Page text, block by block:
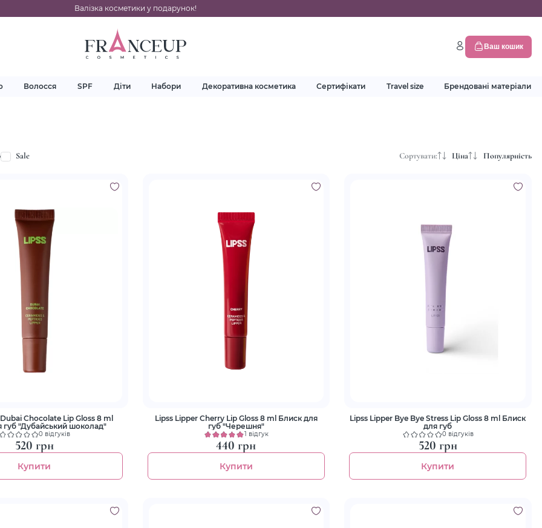
Валізка косметики у подарунок!
Ваш кошик
Волосся SPF Діти Набори Декоративна косметика Сертифікати Travel size Брендовані матеріали
Сортувати: Ціна Популярність
Sale
Lip Gloss 8 ml
губ "Дубайський шоколад"
0 відгуків
520 грн
Купити
Lipss Lipper Cherry Lip Gloss 8 ml Блиск для
губ "Черешня"
1 відгук
440 грн
Купити
Lipss Lipper Bye Bye Stress Lip Gloss 8 ml Блиск
для губ
0 відгуків
520 грн
Купити